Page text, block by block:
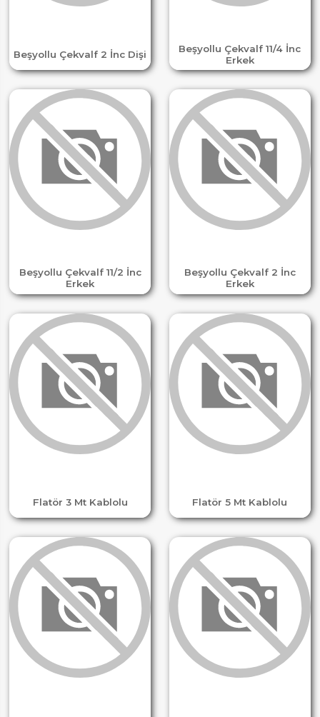
Beşyollu Çekvalf 2 İnc Dişi
Beşyollu Çekvalf 11/4 İnc
Erkek
Beşyollu Çekvalf 11/2 İnc
Erkek
Beşyollu Çekvalf 2 İnc
Erkek
Flatör 3 Mt Kablolu Flatör 5 Mt Kablolu